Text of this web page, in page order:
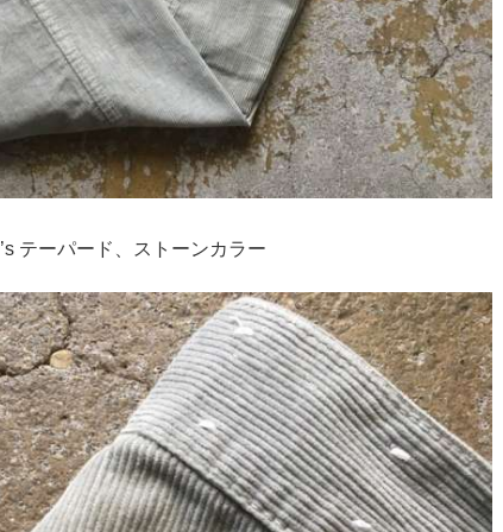
テーパード、ストーンカラー